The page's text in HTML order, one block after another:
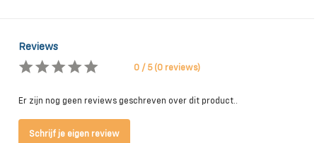
Unieke kenmerken van de COREtec Essentials PVC
kenmerken ze zich door een zeer stil loopgeluid. Dit komt vanwege
de dempende onderlaag van kurk. Ze zijn daarmee ideaal voor
Reviews
0 / 5 (0 reviews)
Er zijn nog geen reviews geschreven over dit product..
Schrijf je eigen review